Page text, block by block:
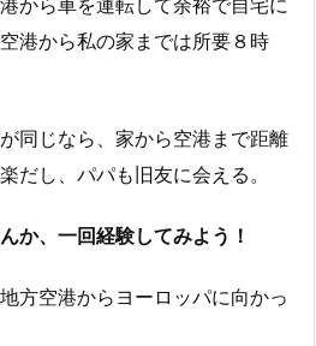
から車を運転して余裕で自宅に
港から私の家までは所要８時
同じなら、家から空港まで距離
だし、パパも旧友に会える。
か、一回経験してみよう！
方空港からヨーロッパに向かっ